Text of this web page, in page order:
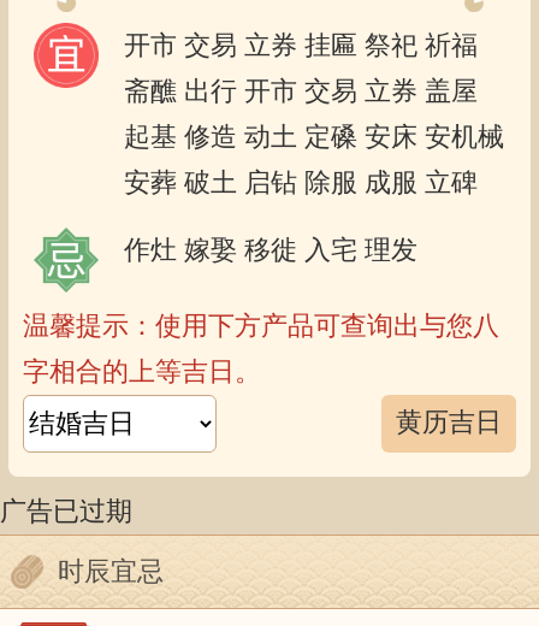
开市 交易 立券 挂匾 祭祀 祈福
斋醮 出行 开市 交易 立券 盖屋
起基 修造 动土 定磉 安床 安机械
安葬 破土 启钻 除服 成服 立碑
作灶 嫁娶 移徙 入宅 理发
温馨提示：使用下方产品可查询出与您八
字相合的上等吉日。
黄历吉日
广告已过期
时辰宜忌